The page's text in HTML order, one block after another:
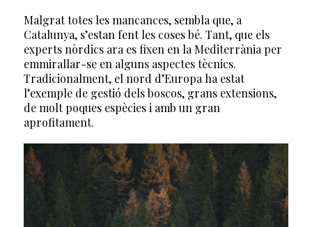
Malgrat totes les mancances, sembla que, a
Catalunya, s’estan fent les coses bé. Tant, que els
experts nòrdics ara es fixen en la Mediterrània per
emmirallar-se en alguns aspectes tècnics.
Tradicionalment, el nord d’Europa ha estat
l’exemple de gestió dels boscos, grans extensions,
de molt poques espècies i amb un gran
aprofitament.